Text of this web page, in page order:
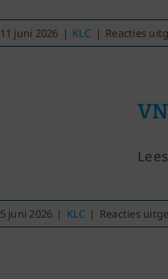
11 juni 2026 | KLC | Reacties
5 juni 2026 | KLC | Reacties